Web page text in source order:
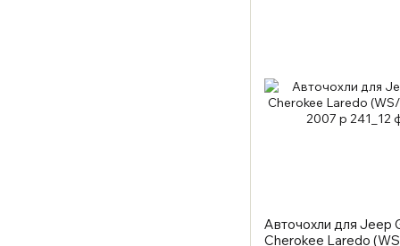
Авточохли для Jeep
Cherokee Laredo